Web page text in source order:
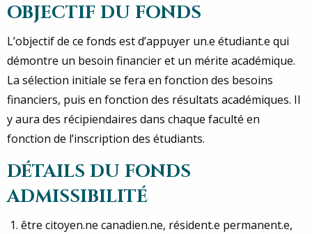
OBJECTIF DU FONDS
L’objectif de ce fonds est d’appuyer un.e étudiant.e qui
démontre un besoin financier et un mérite académique.
La sélection initiale se fera en fonction des besoins
financiers, puis en fonction des résultats académiques. Il
y aura des récipiendaires dans chaque faculté en
fonction de l’inscription des étudiants.
DÉTAILS DU FONDS
ADMISSIBILITÉ
être citoyen.ne canadien.ne, résident.e permanent.e,